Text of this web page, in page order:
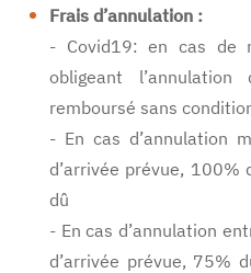
Frais d’annulation :
- Covid19: en cas de
obligeant
remboursé sans
- En cas d’annulation
d’arrivée prévue,
dû
- En cas d’annulation
d’arrivée prévue, 75%